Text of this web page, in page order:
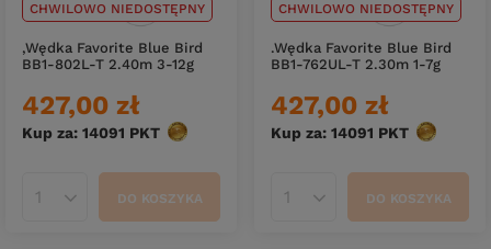
CHWILOWO NIEDOSTĘPNY
,Wędka Favorite Blue Bird
BB1-802L-T 2.40m 3-12g
427,00 zł
Kup za: 14091 PKT punktów
Ilość produktówDO KOSZYKA
CHWILOWO NIEDOSTĘPNY
.Wędka Favorite Blue Bird
BB1-762UL-T 2.30m 1-7g
427,00 zł
Kup za: 14091 PKT punktów
Ilość produktówDO KOSZYKA